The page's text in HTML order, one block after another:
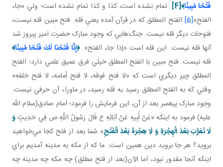
فَتْحًا مُبِينًا﴾[4]
تمام نشده است، کذا و کذا تمام نشده است؛ ولي «جاء
الفتح»[5]
الفتح المطلق که در قرآن آمده يعني قله. فتح مبين قله نيست،
فتوحات ديگر قله نيست. جنگ‌هايي که وجود مبارک حضرت امير پيروز شد
آنها قله نيست. اين قله است «إذا جاء الفتح».﴿إِنَّا فَتَحْنَا لَكَ فَتْحًا مُبِينًا﴾
قله نيست. فتح مبين با الفتح المطلق خيلي فرق عميق علمي دارد؛ الفتح
المطلق چيز ديگري است که «لا فتح فوقه، لا فتح أمامه، لا فتح خلفه»
وقتي که به الفتح المطلق رسيد به قله رسيد، در ماوراء آن حرفي نيست.
وجود مبارک پيغمبر بعد از آن، اين فرمايش را فرمود؛ امام صادق(سلام الله
عليه) فرمود به اينکه «عَنْ أَبِيهِ عَنْ آبَائِهِ ع قَالَ رَسُولُ اللَّهِ ص فِي حَدِيثٍوَ
لَا تَعَرُّبَ بَعْدَ الْهِجْرَةِ وَ لَا هِجْرَةَ بَعْدَ الْفَتْحِ» شما بعد از فتح کجا مي‌خواهيد
برويد؟ هر جا برويد دين همين است. ما که از مکه به مدينه آمديم براي
اينکه آنجا مقدور نبود، اما الآن(بعد از فتح مطلق) چه مکه چه مدينه چه